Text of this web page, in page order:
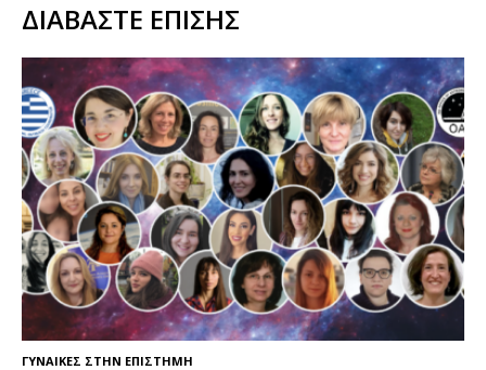
ΔΙΑΒΑΣΤΕ ΕΠΙΣΗΣ
ΓΥΝΑΙΚΕΣ ΣΤΗΝ ΕΠΙΣΤΗΜΗ